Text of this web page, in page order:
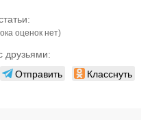
оценок нет)
друзьями:
Отправить Класснуть